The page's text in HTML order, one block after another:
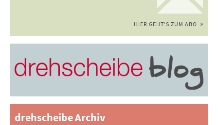
HIER GEHT'S ZUM ABO
drehscheibe Archiv